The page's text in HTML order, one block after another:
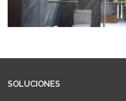
SOLUCIONES